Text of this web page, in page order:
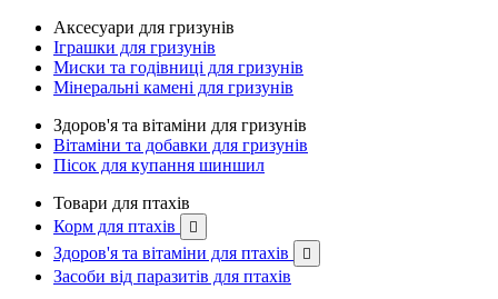
Аксесуари для гризунів
Іграшки для гризунів
Миски та годівниці для гризунів
Мінеральні камені для гризунів
Здоров'я та вітаміни для гризунів
Вітаміни та добавки для гризунів
Пісок для купання шиншил
Товари для птахів
Корм для птахів

Здоров'я та вітаміни для птахів 
Засоби від паразитів для птахів